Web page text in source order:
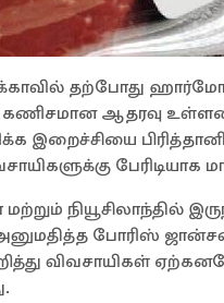
தற்போது
கணிசமான ஆதரவு உள்ளன
இறைச்சியை
நியூசிலாந்தில்
போரிஸ்
விவசாயிகள்